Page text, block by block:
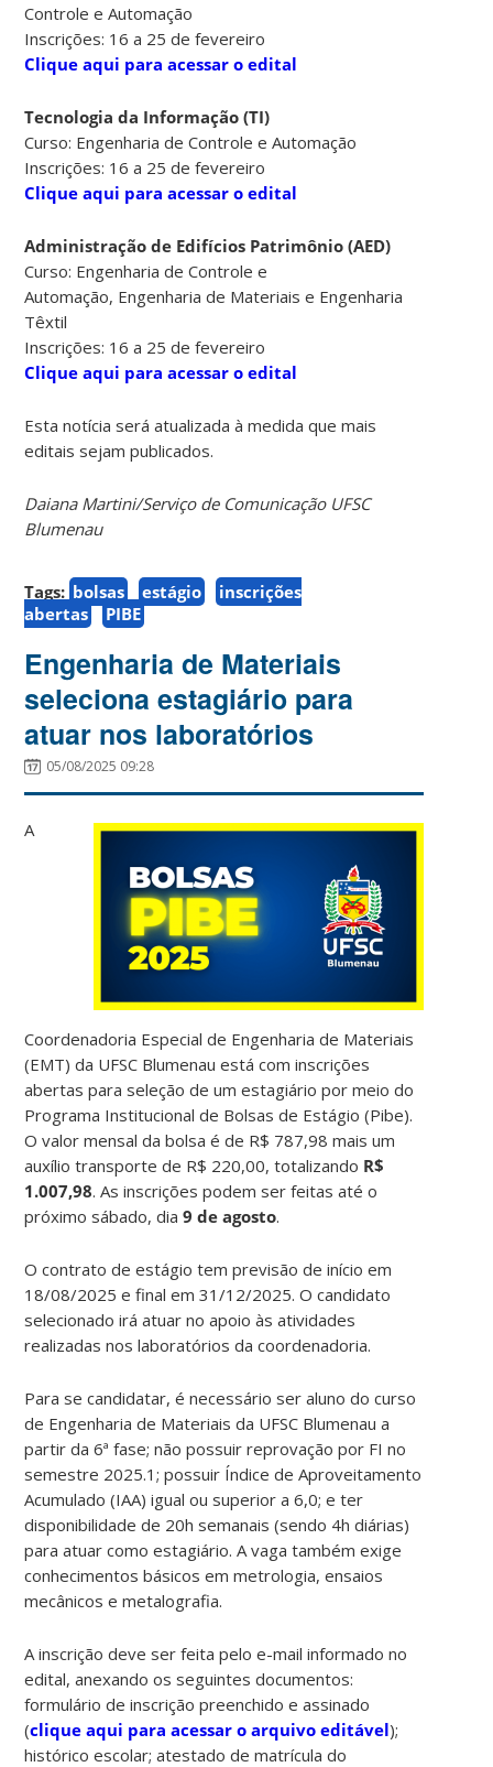
Controle e Automação
Inscrições: 16 a 25 de fevereiro
Clique aqui para acessar o edital
Tecnologia da Informação (TI)
Curso: Engenharia de Controle e Automação
Inscrições: 16 a 25 de fevereiro
Clique aqui para acessar o edital
Administração de Edifícios Patrimônio (AED)
Curso: Engenharia de Controle e
Automação, Engenharia de Materiais e Engenharia
Têxtil
Inscrições: 16 a 25 de fevereiro
Clique aqui para acessar o edital
Esta notícia será atualizada à medida que mais
editais sejam publicados.
Daiana Martini/Serviço de Comunicação UFSC
Blumenau
Tags: bolsas estágio
inscrições
abertas
PIBE
Engenharia de Materiais
seleciona estagiário para
atuar nos laboratórios
05/08/2025 09:28
A
Coordenadoria Especial de Engenharia de Materiais
(EMT) da UFSC Blumenau está com inscrições
abertas para seleção de um estagiário por meio do
Programa Institucional de Bolsas de Estágio (Pibe).
O valor mensal da bolsa é de R$ 787,98 mais um
auxílio transporte de R$ 220,00, totalizando R$
1.007,98. As inscrições podem ser feitas até o
próximo sábado, dia 9 de agosto.
O contrato de estágio tem previsão de início em
18/08/2025 e final em 31/12/2025. O candidato
selecionado irá atuar no apoio às atividades
realizadas nos laboratórios da coordenadoria.
Para se candidatar, é necessário ser aluno do curso
de Engenharia de Materiais da UFSC Blumenau a
partir da 6ª fase; não possuir reprovação por FI no
semestre 2025.1; possuir Índice de Aproveitamento
Acumulado (IAA) igual ou superior a 6,0; e ter
disponibilidade de 20h semanais (sendo 4h diárias)
para atuar como estagiário. A vaga também exige
conhecimentos básicos em metrologia, ensaios
mecânicos e metalografia.
A inscrição deve ser feita pelo e-mail informado no
edital, anexando os seguintes documentos:
formulário de inscrição preenchido e assinado
(clique aqui para acessar o arquivo editável);
histórico escolar; atestado de matrícula do